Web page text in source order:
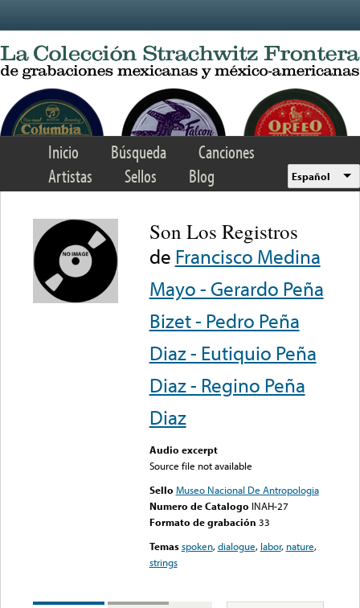
Inicio Búsqueda
Canciones
Artistas
Sellos Blog Español
Son Los Registros
de Francisco Medina
Mayo - Gerardo Peña
Bizet - Pedro Peña
Diaz - Eutiquio Peña
Diaz - Regino Peña
Diaz
Audio excerpt
Source file not available
Sello Museo Nacional De Antropologia
Numero de Catalogo INAH-27
Formato de grabación 33
Temas spoken,dialogue, labor, nature,
strings